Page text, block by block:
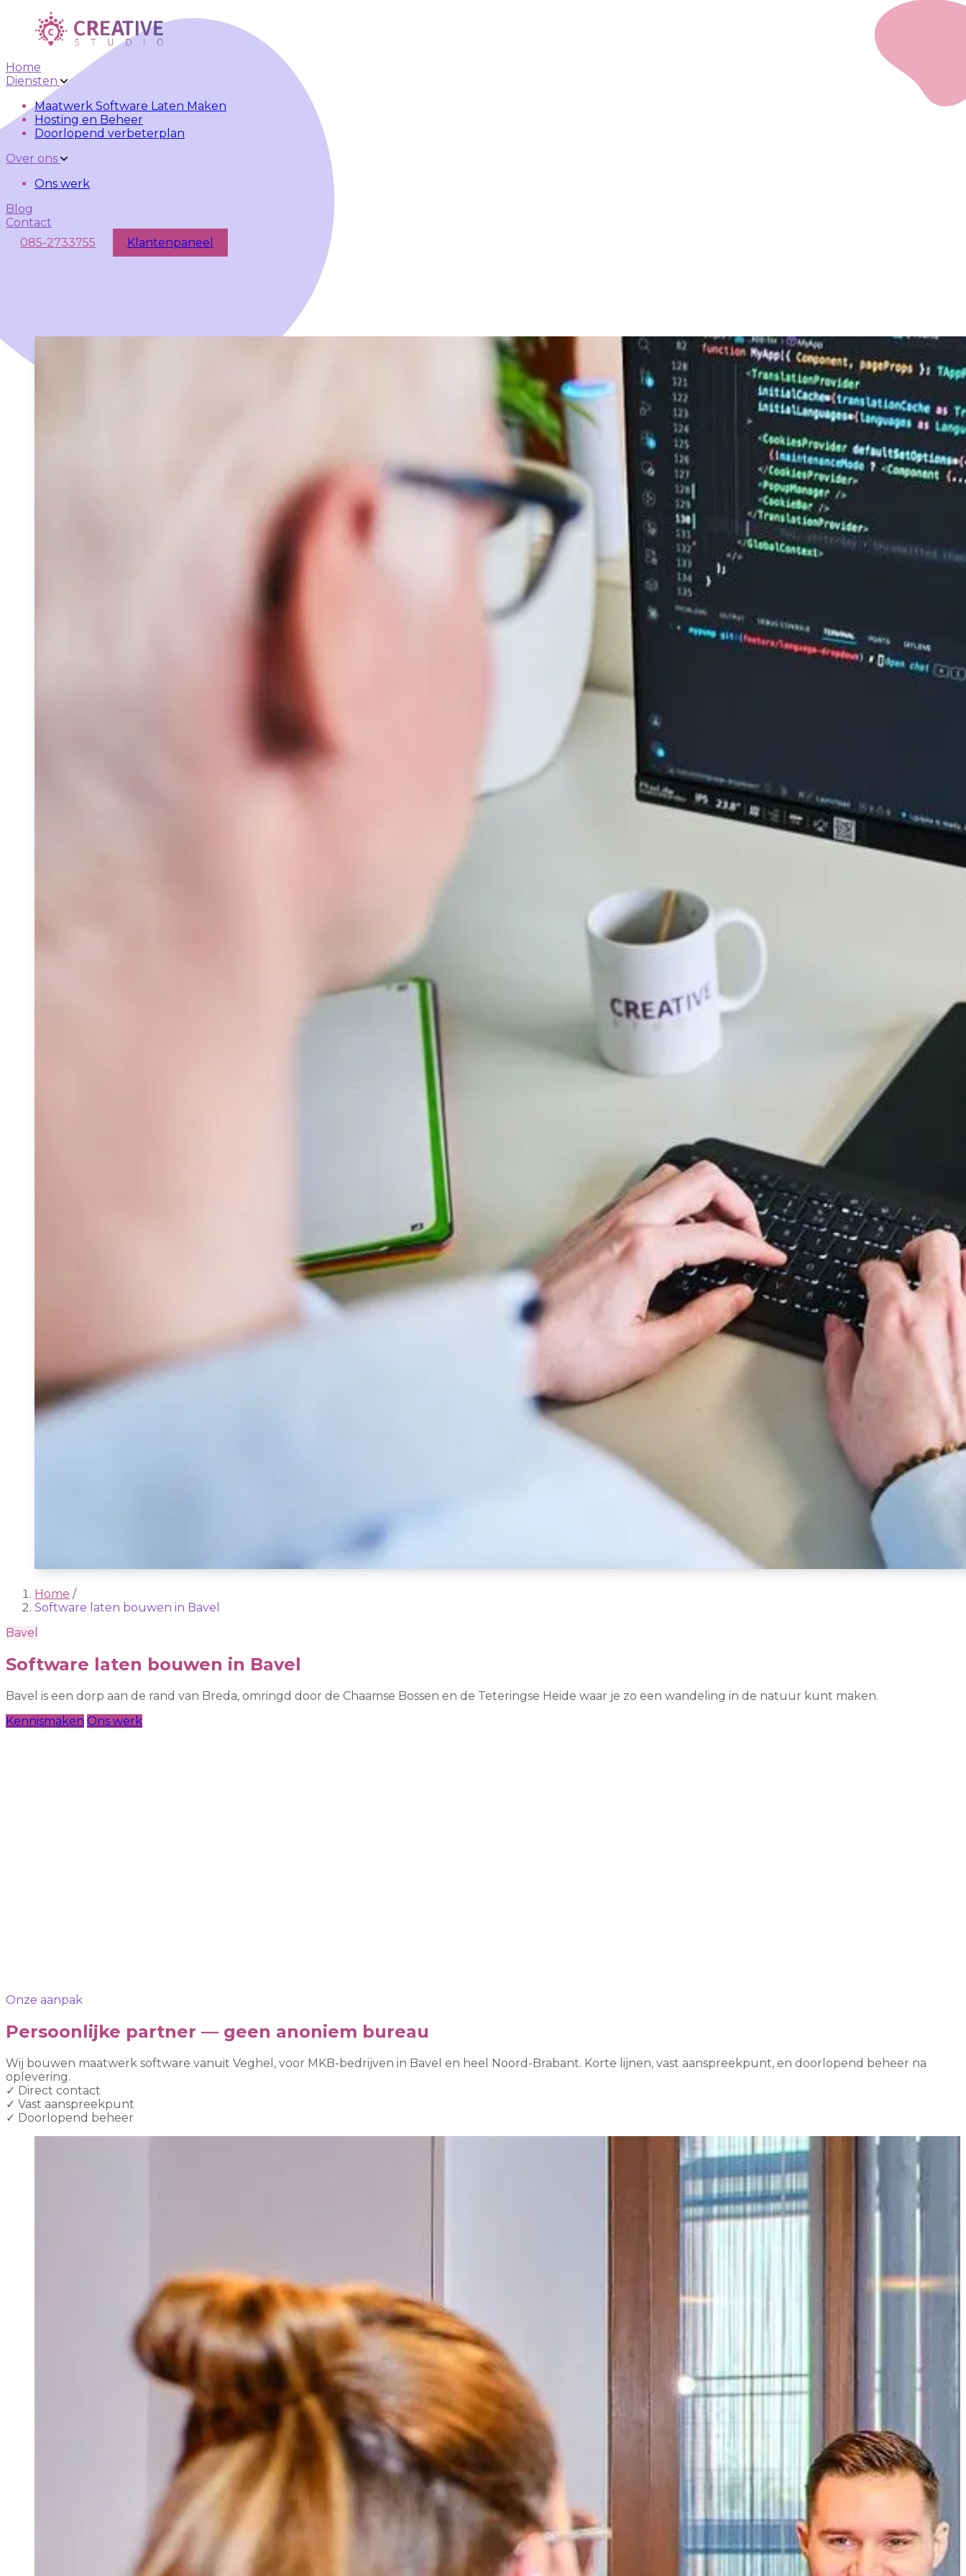
Skip to main content Skip to navigation
Home
Diensten
Maatwerk Software Laten Maken
Hosting en Beheer
Doorlopend verbeterplan
Over ons
Ons werk
Blog
Contact
085-2733755
Klantenpaneel
Home /
Software laten bouwen in Bavel
Bavel
Software laten bouwen in Bavel
Bavel is een dorp aan de rand van Breda, omringd door de Chaamse Bossen en de Teteringse Heide waar je zo een wandeling in de natuur kunt maken.
Kennismaken Ons werk
Onze aanpak
Persoonlijke partner — geen anoniem bureau
Wij bouwen maatwerk software vanuit Veghel, voor MKB-bedrijven in Bavel en heel Noord-Brabant. Korte lijnen, vast aanspreekpunt, en doorlopend beheer na
oplevering.
✓ Direct contact
✓ Vast aanspreekpunt
✓ Doorlopend beheer